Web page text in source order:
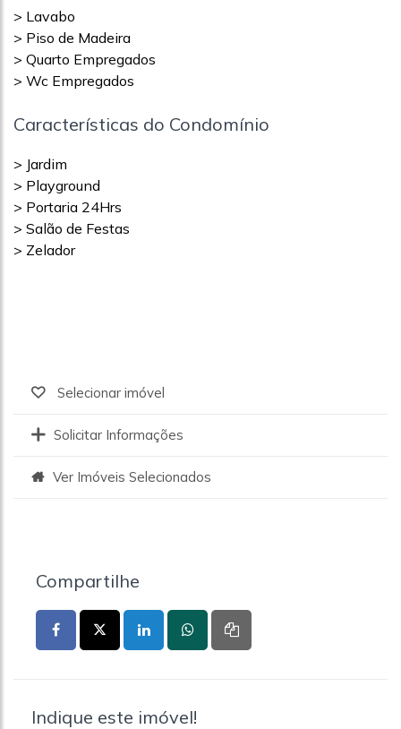
> Lavabo
> Piso de Madeira
> Quarto Empregados
> Wc Empregados
Características do Condomínio
> Jardim
> Playground
> Portaria 24Hrs
> Salão de Festas
> Zelador
Selecionar imóvel
Solicitar Informações
Ver Imóveis Selecionados
Compartilhe
Indique este imóvel!